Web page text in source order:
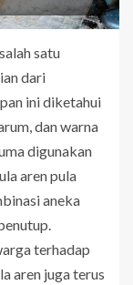
satu
dari
ini diketahui
dan warna
digunakan
aren pula
aneka
terhadap
aren juga terus